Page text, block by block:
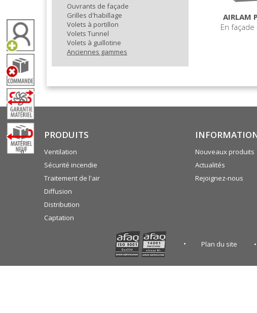
0
Ouvrants de façade
Grilles d'habillage
Volets à portillon
Volets Tunnel
Volets à guillotine
Anciennes gammes
AIRLAM
En
PRODUITS
Ventilation
Sécurité incendie
Traitement de l'air
Diffusion
Distribution
Captation
Nouveaux produits
Actualités
Rejoignez-nous
Plan du site